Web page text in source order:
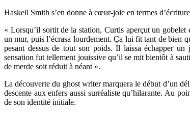
Haskell Smith s’en donne à cœur-joie en termes
« Lorsqu’il sortit de la station, Curtis aperçut un
un mur, puis l’écrasa lourdement. Ça lui fit tant de bien
pesant dessus de tout son poids. Il laissa échapper
sensation fut tellement jouissive qu’il se mit bientôt à
de merde soit réduit à néant ».
La découverte du ghost writer marquera le début d’un
descente aux enfers aussi surréaliste qu’hilarante. Au
de son identité initiale.